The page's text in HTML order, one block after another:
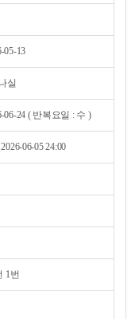
05-13
실
06-24 ( 반복요일 : 수 )
06-05 24:00
1번